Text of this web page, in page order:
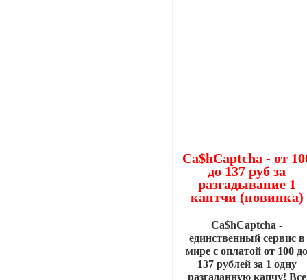
Ca$hCaptcha - от
до 137 руб за
разгадывание 1
каптчи (новинка)
Ca$hCaptcha -
единственный сервис в
мире с оплатой от 100
137 рублей за 1 одну
разгаданную капчу! Все